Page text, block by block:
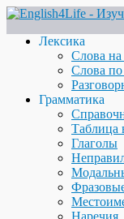
Лексика
Слова
Слова
Грамматика
Таблица
Глаголы
Наречия